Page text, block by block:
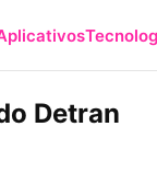
Detran